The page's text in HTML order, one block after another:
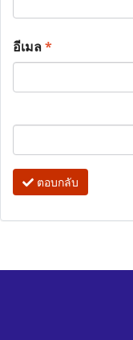
อีเมล*
ตอบกลับ